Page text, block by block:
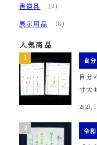
り
書道具 (2)
展示用品 (8)
人気商品
自
自分
寸大
令